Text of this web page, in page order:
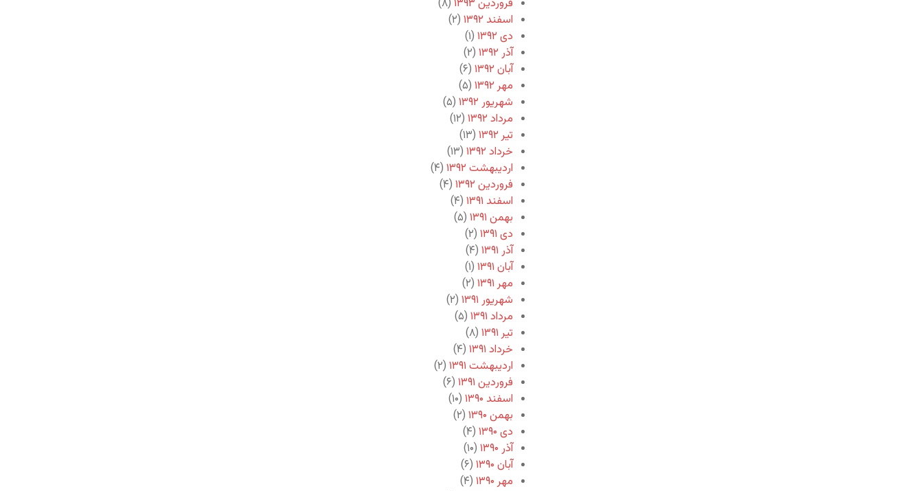
فروردین ۱۳۹۳
(۸)
اسفند ۱۳۹۲
(۲)
دی ۱۳۹۲
(۱)
آذر ۱۳۹۲
(۲)
آبان ۱۳۹۲
(۶)
مهر ۱۳۹۲
(۵)
شهریور ۱۳۹۲
(۵)
مرداد ۱۳۹۲
(۱۲)
تیر ۱۳۹۲
(۱۳)
خرداد ۱۳۹۲
(۱۳)
اردیبهشت ۱۳۹۲
(۴)
فروردین ۱۳۹۲
(۴)
اسفند ۱۳۹۱
(۴)
بهمن ۱۳۹۱
(۵)
دی ۱۳۹۱
(۲)
آذر ۱۳۹۱
(۴)
آبان ۱۳۹۱
(۱)
مهر ۱۳۹۱
(۲)
شهریور ۱۳۹۱
(۲)
مرداد ۱۳۹۱
(۵)
تیر ۱۳۹۱
(۸)
خرداد ۱۳۹۱
(۴)
اردیبهشت ۱۳۹۱
(۲)
فروردین ۱۳۹۱
(۶)
اسفند ۱۳۹۰
(۱۰)
بهمن ۱۳۹۰
(۲)
دی ۱۳۹۰
(۴)
آذر ۱۳۹۰
(۱۰)
آبان ۱۳۹۰
(۶)
مهر ۱۳۹۰
(۴)